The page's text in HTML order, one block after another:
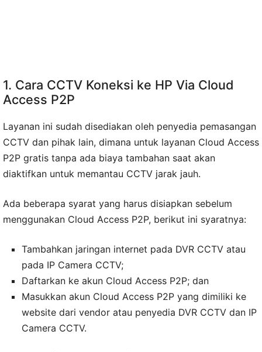
1. Cara CCTV Koneksi ke HP Via Cloud
Access P2P
Layanan ini sudah disediakan oleh penyedia pemasangan
CCTV dan pihak lain, dimana untuk layanan Cloud Access
P2P gratis tanpa ada biaya tambahan saat akan
diaktifkan untuk memantau CCTV jarak jauh.
Ada beberapa syarat yang harus disiapkan sebelum
menggunakan Cloud Access P2P, berikut ini syaratnya:
Tambahkan jaringan internet pada DVR CCTV atau
pada IP Camera CCTV;
Daftarkan ke akun Cloud Access P2P; dan
Masukkan akun Cloud Access P2P yang dimiliki ke
website dari vendor atau penyedia DVR CCTV dan IP
Camera CCTV.